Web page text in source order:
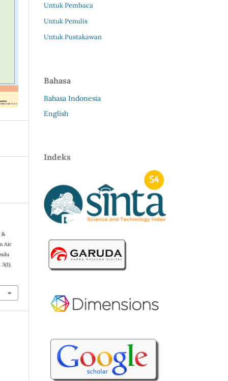
&
Air
3(1).
Untuk Pembaca
Untuk Penulis
Untuk Pustakawan
Bahasa
Bahasa Indonesia
English
Indeks